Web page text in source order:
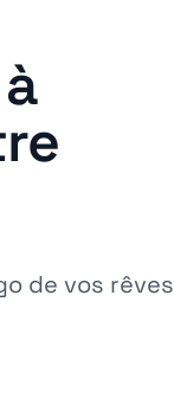
de vos rêves